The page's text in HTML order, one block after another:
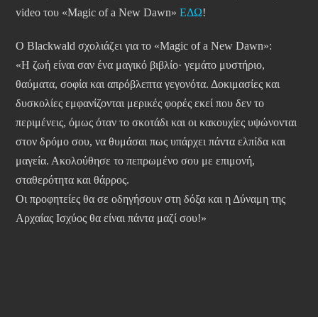
video του «Magic of a New Dawn» ΕΔΩ!
Ο Blackwald σχολιάζει για το «Magic of a New Dawn»:
«Η ζωή είναι σαν ένα μαγικό βιβλίο· γεμάτο μυστήριο,
θαύματα, σοφία και απρόβλεπτα γεγονότα. Δοκιμασίες και
δυσκολίες εμφανίζονται μερικές φορές εκεί που δεν το
περιμένεις, όμως όταν το σκοτάδι και οι κακουχίες υψώνονται
στον δρόμο σου, να θυμάσαι πως υπάρχει πάντα ελπίδα και
μαγεία. Ακολούθησε το πεπρωμένο σου με επιμονή,
σταθερότητα και θάρρος.
Οι προφητείες θα σε οδηγήσουν στη δόξα και η Δύναμη της
Αρχαίας Ισχύος θα είναι πάντα μαζί σου!»